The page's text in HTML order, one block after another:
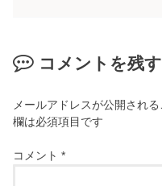
コメントを残す
メールアドレスが公開される
欄は必須項目です
コメント*